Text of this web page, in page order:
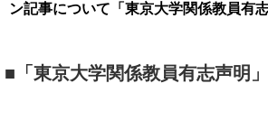
ン記事について「東京大学関係教員有
■「東京大学関係教員有志声明
三浦